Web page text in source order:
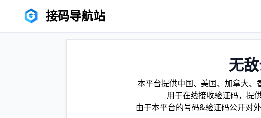
接码导航站
无
本平台提供中国、美国、加拿大、
用于在线接收验证码，提
由于本平台的号码&验证码公开对